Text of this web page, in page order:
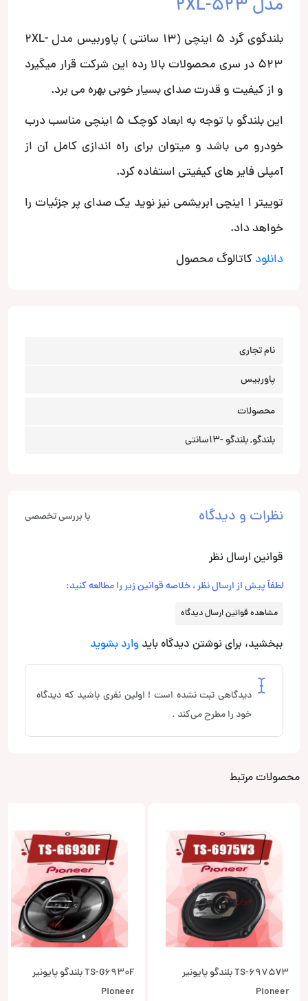
مدل 2XL-523
بلندگوی گرد 5 اینچی (13 سانتی ) پاوربیس مدل 2XL-
523 در سری محصولات بالا رده این شرکت قرار میگیرد
و از کیفیت و قدرت صدای بسیار خوبی بهره می برد.
این بلندگو با توجه به ابعاد کوچک 5 اینچی مناسب درب
خودرو می باشد و میتوان برای راه اندازی کامل آن از
آمپلی فایر های کیفیتی استفاده کرد.
توییتر 1 اینچی ابریشمی نیز نوید یک صدای پر جزئیات را
خواهد داد.
دانلودکاتالوگ محصول
نام تجاری
پاوربیس
محصولات
بلندگو, بلندگو -13سانتی
نظرات و دیدگاه با بررسی تخصصی
قوانین ارسال نظر
لطفاً پیش از ارسال نظر ، خلاصه قوانین زیر را مطالعه کنید:
مشاهده قوانین ارسال دیدگاه
ببخشید، برای نوشتن دیدگاه باید وارد بشوید
دیدگاهی ثبت نشده است ! اولین نفری باشید که دیدگاه
خود را مطرح می‌کند .
محصولات مرتبط
TS-6975V3 بلندگو پایونیر
Pioneer
TS-G6930F بلندگو پایونیر
Pioneer